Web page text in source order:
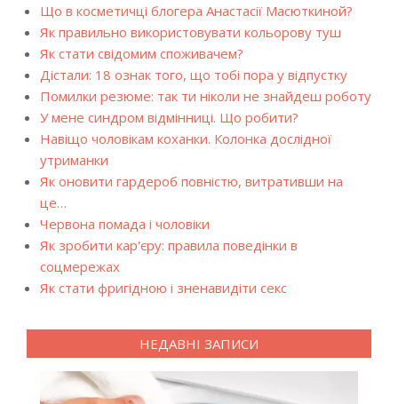
Що в косметичці блогера Анастасії Масюткиной?
Як правильно використовувати кольорову туш
Як стати свідомим споживачем?
Дістали: 18 ознак того, що тобі пора у відпустку
Помилки резюме: так ти ніколи не знайдеш роботу
У мене синдром відмінниці. Що робити?
Навіщо чоловікам коханки. Колонка дослідної
утриманки
Як оновити гардероб повністю, витративши на
це…
Червона помада і чоловіки
Як зробити кар'єру: правила поведінки в
соцмережах
Як стати фригідною і зненавидіти секс
НЕДАВНІ ЗАПИСИ